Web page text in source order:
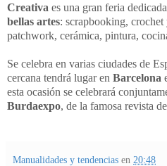
Creativa es una gran feria
bellas artes: scrapbooking,
patchwork, cerámica, pintura,
Se celebra en varias ciudades de
cercana tendrá lugar en Barcelona
esta ocasión se celebrará
Burdaexpo, de la famosa revista
Manualidades y tendencias en 20:48